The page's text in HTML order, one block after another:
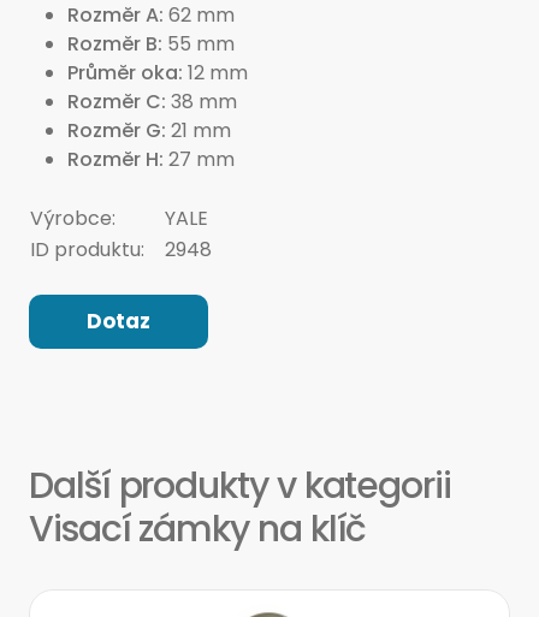
Rozměr A 62 mm
Rozměr B 55 mm
Průměr oka 12 mm
Rozměr C 38 mm
Rozměr G 21 mm
Rozměr H 27 mm
Výrobce:
YALE
ID produktu:
2948
Dotaz
Další produkty v kategorii
Visací zámky na klíč